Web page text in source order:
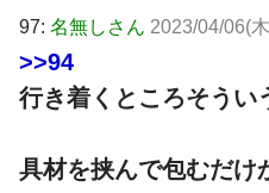
97: 名無しさん 2023/04/06(
>>94
行き着くところそうい
具材を挟んで包むだけ